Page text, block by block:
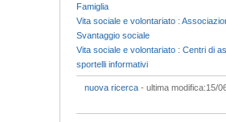
Famiglia
Vita sociale e volontariato :
Svantaggio sociale
Vita sociale e volontariato : Centri di
sportelli informativi
nuova ricerca - ultima modifica:15/